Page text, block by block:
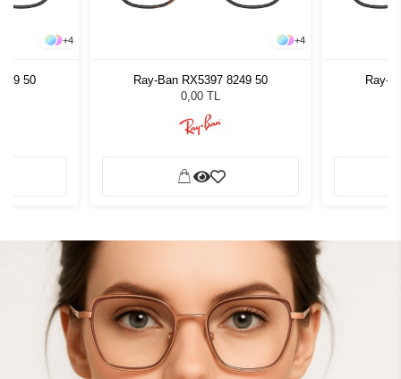
+4
50
+4
Ray-Ban RX5397 8249 50
0,00 TL
Ray-